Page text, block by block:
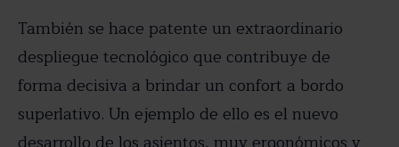
También se hace patente un extraordinario
despliegue tecnológico que contribuye de
forma decisiva a brindar un confort a bordo
superlativo. Un ejemplo de ello es el nuevo